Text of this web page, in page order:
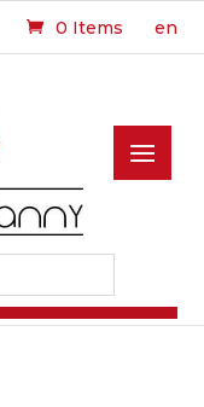
0 Items en